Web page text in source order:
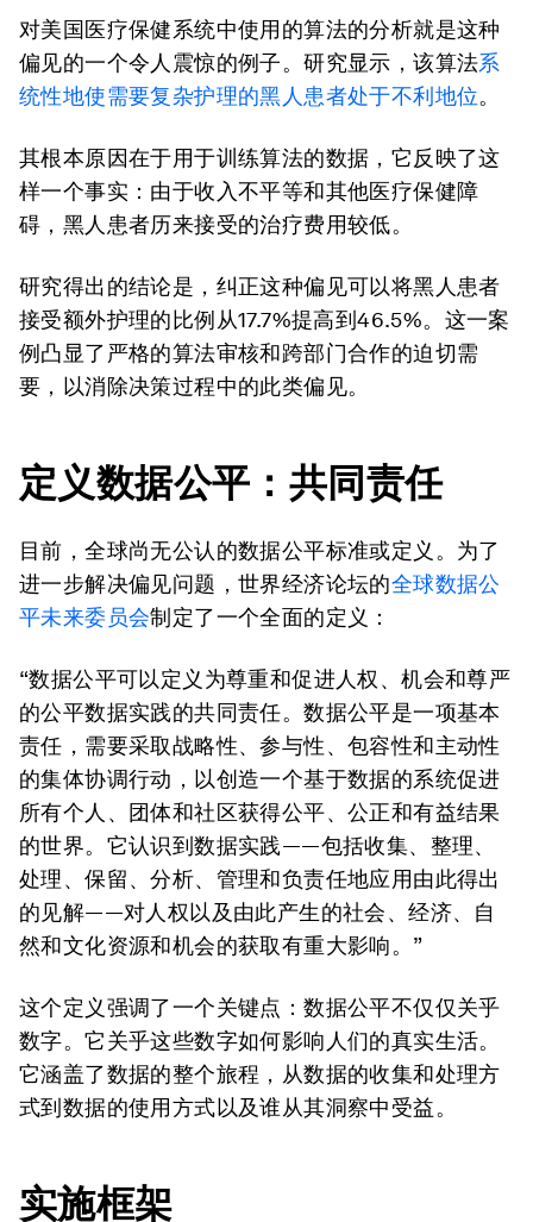
对美国医疗保健系统中使用的算法的分析就是这种
偏见的一个令人震惊的例子。研究显示，该算法系
统性地使需要复杂护理的黑人患者处于不利地位。
其根本原因在于用于训练算法的数据，它反映了这
样一个事实：由于收入不平等和其他医疗保健障
碍，黑人患者历来接受的治疗费用较低。
研究得出的结论是，纠正这种偏见可以将黑人患者
接受额外护理的比例从17.7%提高到46.5%。这一案
例凸显了严格的算法审核和跨部门合作的迫切需
要，以消除决策过程中的此类偏见。
定义数据公平：共同责任
目前，全球尚无公认的数据公平标准或定义。为了
进一步解决偏见问题，世界经济论坛的全球数据公
平未来委员会制定了一个全面的定义：
“数据公平可以定义为尊重和促进人权、机会和尊严
的公平数据实践的共同责任。数据公平是一项基本
责任，需要采取战略性、参与性、包容性和主动性
的集体协调行动，以创造一个基于数据的系统促进
所有个人、团体和社区获得公平、公正和有益结果
的世界。它认识到数据实践——包括收集、整理、
处理、保留、分析、管理和负责任地应用由此得出
的见解——对人权以及由此产生的社会、经济、自
然和文化资源和机会的获取有重大影响。”
这个定义强调了一个关键点：数据公平不仅仅关乎
数字。它关乎这些数字如何影响人们的真实生活。
它涵盖了数据的整个旅程，从数据的收集和处理方
式到数据的使用方式以及谁从其洞察中受益。
实施框架